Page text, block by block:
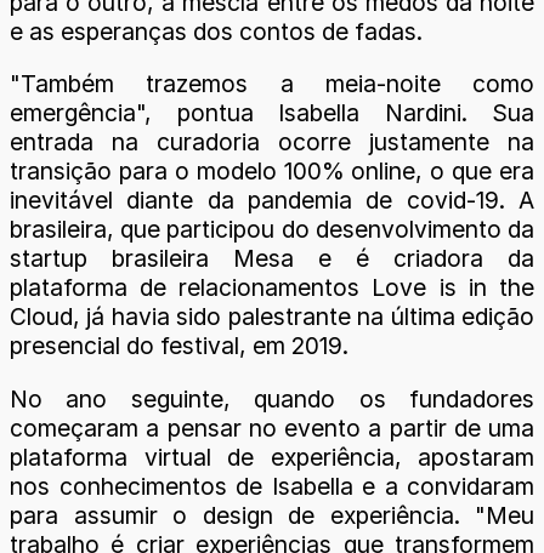
e as esperanças dos contos de fadas.
"Também trazemos a meia-noite como
emergência", pontua Isabella Nardini. Sua
entrada na curadoria ocorre justamente na
transição para o modelo 100% online, o que era
inevitável diante da pandemia de covid-19. A
brasileira, que participou do desenvolvimento da
startup brasileira Mesa e é criadora da
plataforma de relacionamentos Love is in the
Cloud, já havia sido palestrante na última edição
presencial do festival, em 2019.
No ano seguinte, quando os fundadores
começaram a pensar no evento a partir de uma
plataforma virtual de experiência, apostaram
nos conhecimentos de Isabella e a convidaram
para assumir o design de experiência. "Meu
trabalho é criar experiências que transformem